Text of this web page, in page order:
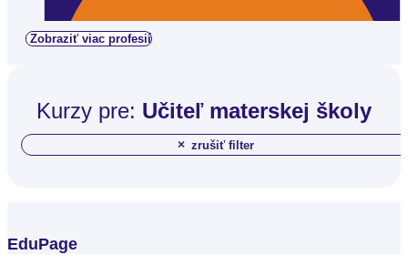
Zobraziť viac profesií
Kurzy pre: Učiteľ materskej školy
× zrušiť filter
EduPage